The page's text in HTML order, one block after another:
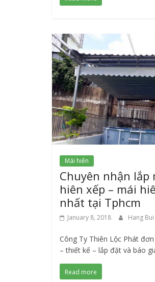
Mái hiên
Chuyên nhận lắp
hiên xếp – mái
nhất tại Tphcm
January 8, 2018 Hang Bui
Công Ty Thiên Lộc Phát
– thiết kế – lắp đặt và báo
Read more